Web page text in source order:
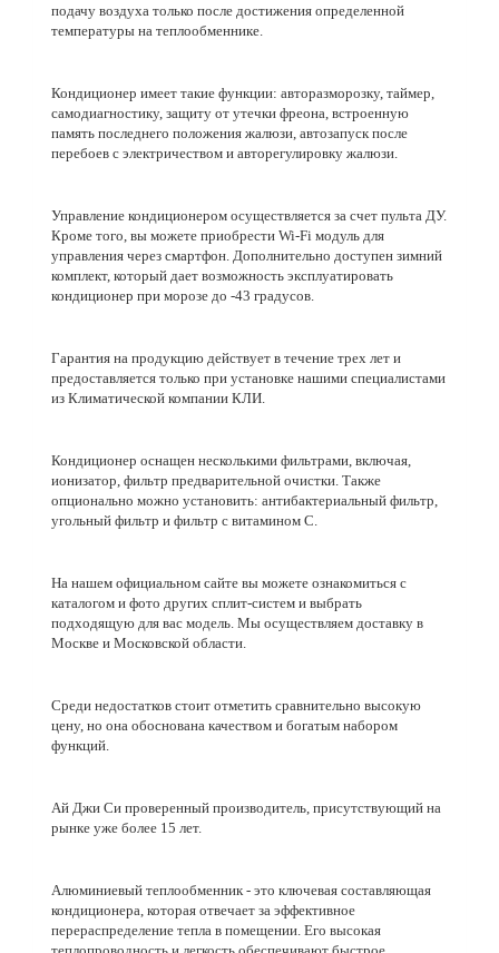
подачу воздуха только после достижения определенной
температуры на теплообменнике.
Кондиционер имеет такие функции: авторазморозку, таймер,
самодиагностику, защиту от утечки фреона, встроенную
память последнего положения жалюзи, автозапуск после
перебоев с электричеством и авторегулировку жалюзи.
Управление кондиционером осуществляется за счет пульта ДУ.
Кроме того, вы можете приобрести Wi-Fi модуль для
управления через смартфон. Дополнительно доступен зимний
комплект, который дает возможность эксплуатировать
кондиционер при морозе до -43 градусов.
Гарантия на продукцию действует в течение трех лет и
предоставляется только при установке нашими специалистами
из Климатической компании КЛИ.
Кондиционер оснащен несколькими фильтрами, включая,
ионизатор, фильтр предварительной очистки. Также
опционально можно установить: антибактериальный фильтр,
угольный фильтр и фильтр с витамином C.
На нашем официальном сайте вы можете ознакомиться с
каталогом и фото других сплит-систем и выбрать
подходящую для вас модель. Мы осуществляем доставку в
Москве и Московской области.
Среди недостатков стоит отметить сравнительно высокую
цену, но она обоснована качеством и богатым набором
функций.
Ай Джи Си проверенный производитель, присутствующий на
рынке уже более 15 лет.
Алюминиевый теплообменник - это ключевая составляющая
кондиционера, которая отвечает за эффективное
перераспределение тепла в помещении. Его высокая